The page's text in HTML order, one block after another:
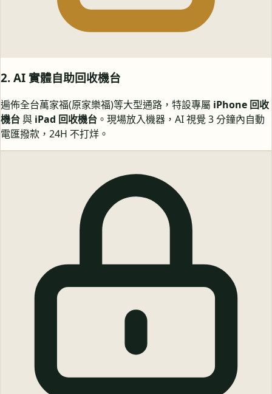
2. AI 實體自助回收機台
遍佈全台萬家福(原家樂福)等大型通路，特設專屬 iPhone 回收
機台與 iPad 回收機台 。現場放入機器，AI 視覺 3 分鐘內自動
電匯撥款，24H 不打烊。